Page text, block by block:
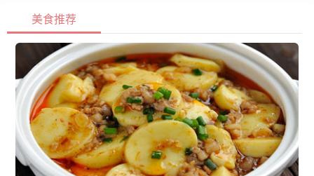
美食推荐